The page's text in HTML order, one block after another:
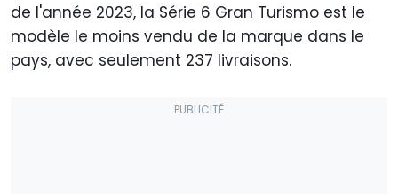
de l'année 2023, la Série 6 Gran Turismo est le
modèle le moins vendu de la marque dans le
pays, avec seulement 237 livraisons.